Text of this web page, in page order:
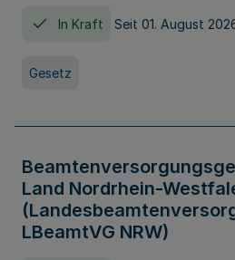
In Kraft Seit 01. August
Gesetz
Land Nordrhein-
LBeamtVG NRW)